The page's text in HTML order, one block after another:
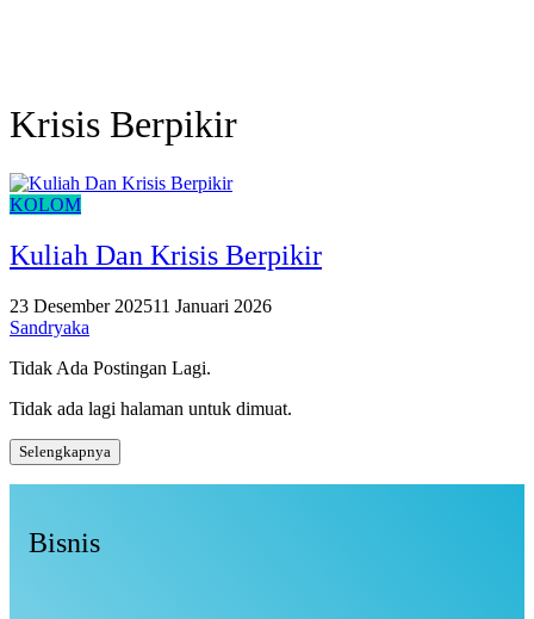
Krisis Berpikir
KOLOM
Kuliah Dan Krisis Berpikir
23 Desember 202511 Januari 2026
Sandryaka
Tidak Ada Postingan Lagi.
Tidak ada lagi halaman untuk dimuat.
Selengkapnya
Bisnis